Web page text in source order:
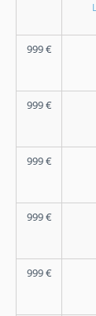
999€
999€
999€
999€
999€